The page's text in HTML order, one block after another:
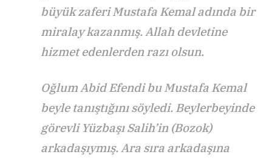
büyük zaferi Mustafa Kemal adında bir
miralay kazanmış. Allah devletine
hizmet edenlerden razı olsun.
Oğlum Abid Efendi bu Mustafa Kemal
beyle tanıştığını söyledi. Beylerbeyinde
görevli Yüzbaşı Salih’in (Bozok)
arkadaşıymış. Ara sıra arkadaşına